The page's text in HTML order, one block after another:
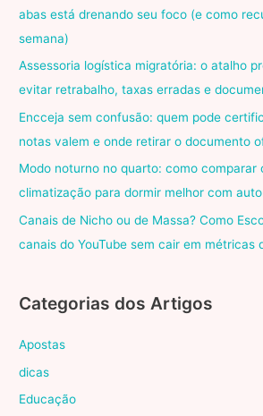
abas está drenando seu foco (e como
semana)
Assessoria logística migratória: o atalho
evitar retrabalho, taxas erradas e
Encceja sem confusão: quem pode
notas valem e onde retirar o documento
Modo noturno no quarto: como comparar
climatização para dormir melhor com
Canais de Nicho ou de Massa? Como
canais do YouTube sem cair em métricas
Categorias dos Artigos
Apostas
dicas
Educação